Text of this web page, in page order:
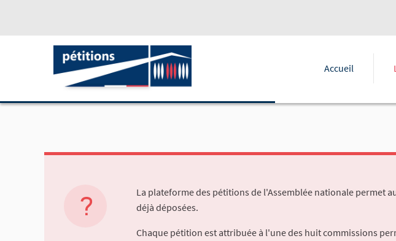
Accueil
La plateforme des pétitions de l'Assemblée nationale permet
déjà déposées.
Chaque pétition est attribuée à l'une des huit commissions